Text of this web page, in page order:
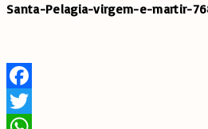
Santa-Pelagia-virgem-e-martir-
Facebook